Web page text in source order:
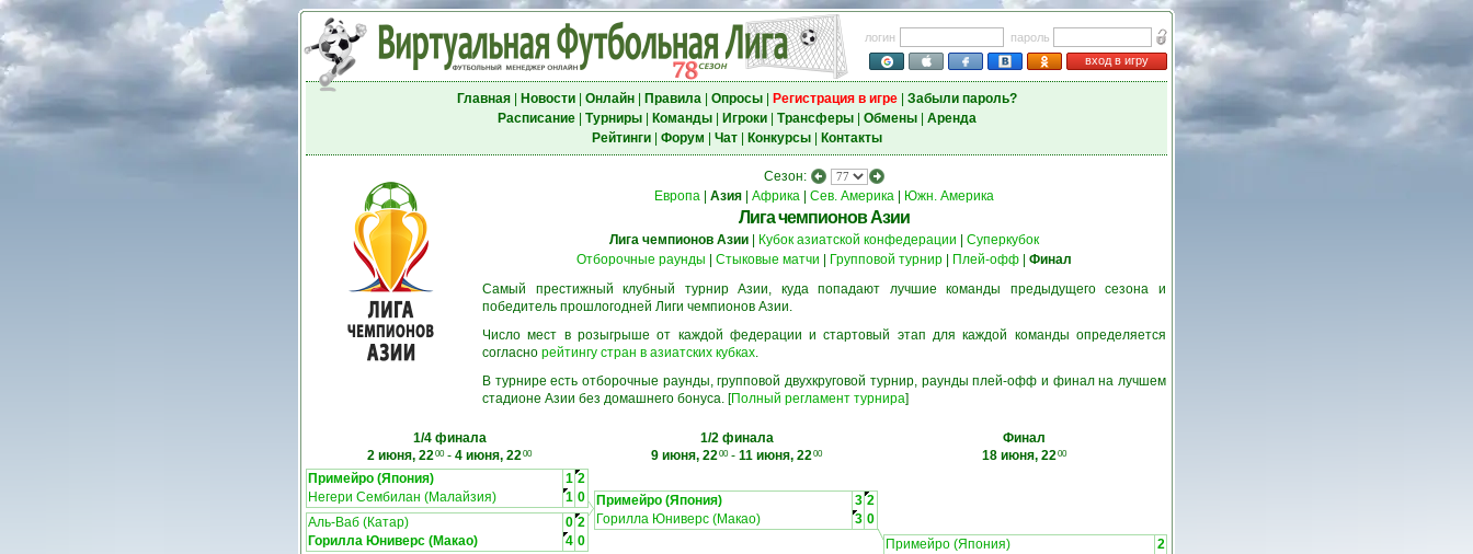
логин
пароль
вход в игру
Главная| Новости| Онлайн| Правила| Опросы| Регистрация в игре| Забыли пароль?
Расписание| Турниры| Команды| Игроки| Трансферы| Обмены| Аренда
Рейтинги| Форум Чат| Конкурсы| Контакты
Сезон:
Европа
Азия Африка Сев. Америка Южн. Америка
Лига чемпионов Азии
Лига чемпионов Азии Кубок азиатской конфедерации
Суперкубок
Отборочные раунды
Стыковые матчи Групповой турнир Плей-офф
Финал
Самый престижный клубный турнир Азии, куда попадают лучшие команды предыдущего сезона и
победитель прошлогодней Лиги чемпионов Азии.
Число мест в розыгрыше от каждой федерации и стартовый этап для каждой команды определяется
согласно рейтингу стран в азиатских кубках.
В турнире есть отборочные раунды, групповой двухкруговой турнир, раунды плей-офф и финал на лучшем
стадионе Азии без домашнего бонуса. [Полный регламент турнира]
1/4 финала
2 июня, 2200- 4 июня, 2200
1/2 финала
9 июня, 2200- 11 июня, 2200
Финал
18 июня, 2200
Примейро (Япония) 1 2
Негери Сембилан (Малайзия)
1 0
Аль-Ваб (Катар)
0 2
Горилла Юниверс (Макао)
4 0
Примейро (Япония) 3 2
Горилла Юниверс (Макао)
3 0
Примейро (Япония)
2